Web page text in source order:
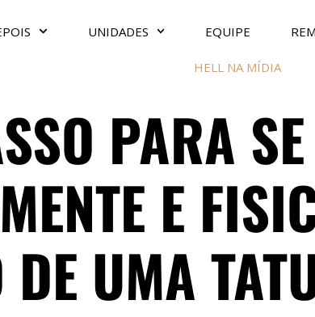
UNIDADES EQUIPE
HELL NA MÍDIA
PARA
E
UMA